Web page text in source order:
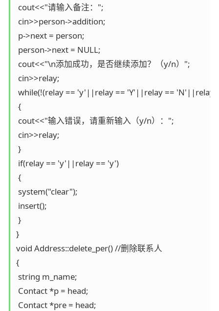
cout<<"请输入备注：";
cin>>person->addition;
p->next = person;
person->next = NULL;
cout<<"\n添加成功，是否继续添加？（y/n）";
cin>>relay;
while(!(relay == 'y'||relay == 'Y'||relay == 'N'||relay
{
cout<<"输入错误，请重新输入（y/n）：";
cin>>relay;
}
if(relay == 'y'||relay == 'y')
{
system("clear");
insert();
}
}
void Address::delete_per() //删除联系人
{
string m_name;
Contact *p = head;
Contact *pre = head;